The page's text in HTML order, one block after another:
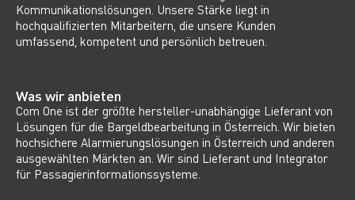
Kommunikationslösungen. Unsere Stärke liegt in
hochqualifizierten Mitarbeitern, die unsere Kunden
umfassend, kompetent und persönlich betreuen.
Was wir anbieten
Com One ist der größte hersteller-unabhängige Lieferant von
Lösungen für die Bargeldbearbeitung in Österreich. Wir bieten
hochsichere Alarmierungslösungen in Österreich und anderen
ausgewählten Märkten an. Wir sind Lieferant und Integrator
für Passagierinformationssysteme.